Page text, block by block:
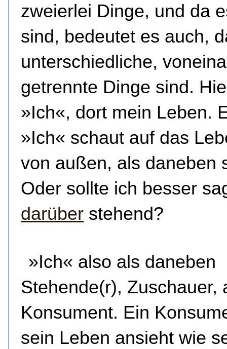
zweierlei Dinge, und da
sind, bedeutet es auch,
unterschiedliche,
getrennte Dinge sind.
»Ich«, dort mein Leben.
»Ich« schaut auf das
von außen, als daneben
Oder sollte ich besser
darüber stehend?
»Ich« also als daneben
Stehende(r), Zuschauer,
Konsument. Ein
sein Leben ansieht wie